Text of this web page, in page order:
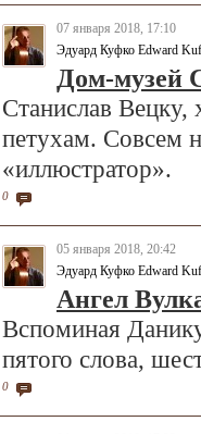
07 января 2018, 17:10
Эдуард Куфко Edward
Дом-музей
Станислав Вецку,
петухам. Совсем
«иллюстратор».
0
05 января 2018, 20:42
Эдуард Куфко Edward
Ангел
Вспоминая
пятого слова,
0